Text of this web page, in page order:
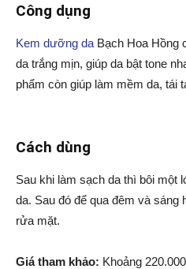
Công dụng
Kem dưỡng da Bạch Hoa Hồng
da trắng mịn, giúp da bật tone
phẩm còn giúp làm mềm da, tái
Cách dùng
Sau khi làm sạch da thì bôi một
da. Sau đó để qua đêm và
rửa mặt.
Giá tham khảo: Khoảng